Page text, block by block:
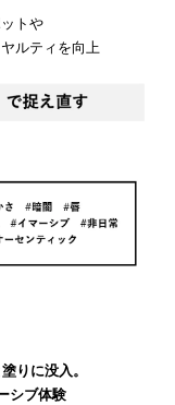
トや
ルティを向上
りに没入。
シブ体験